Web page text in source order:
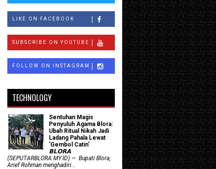
LIKE ON FACEBOOK
SUBSCRIBE ON YOUTUBE
FOLLOW ON INSTAGRAM
TECHNOLOGY
Sentuhan Magis
Penyuluh Agama Blora:
Ubah Ritual Nikah Jadi
Ladang Pahala Lewat
'Gembol Catin'
𝗕𝗟𝗢𝗥𝗔
(SEPUTARBLORA.MY.ID) — Bupati Blora,
Arief Rohman menghadiri...